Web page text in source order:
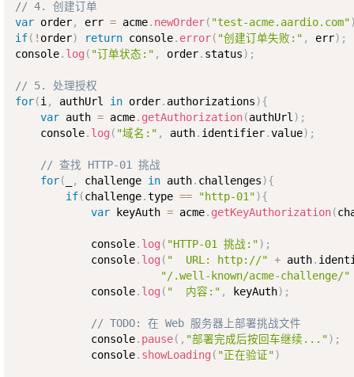
// 4. 创建订单
var order, err = acme. newOrder( "test-acme.aardio.com"
if( ! order) return console. error( "创建订单失败:" , err) ;
console. log ( "订单状态:" , order. status) ;
// 5. 处理授权
for(i , authUrl in order. authorizations){
var auth = acme. getAuthorization(authUrl ) ;
    console
. log ( "域名:" , auth. identifier.value) ;
// 查找 HTTP-01 挑战
for( , challenge in auth. challenges){
if(challenge.type == "http-01"){
var keyAuth = acme. getKeyAuthorization(
            console
. log ( "HTTP-01 挑战:") ;
            console
. log ( "  URL: http://" + auth.
"/.well-known/acme-challenge/"
            console
. log ( "  内容:" , keyAuth) ;
// TODO: 在 Web 服务器上部署挑战文件
            console
. pause( , "部署完成后按回车继续...") ;
            console
. showLoading ( "正在验证")